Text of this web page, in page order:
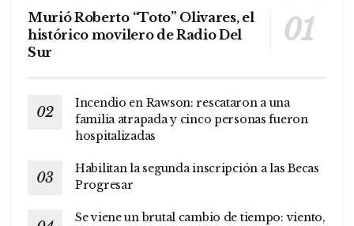
Murió Roberto “Toto” Olivares, el
histórico movilero de Radio Del
Sur
Incendio en Rawson: rescataron a una
familia atrapada y cinco personas fueron
hospitalizadas
Habilitan la segunda inscripción a las Becas
Progresar
Se viene un brutal cambio de tiempo: viento,